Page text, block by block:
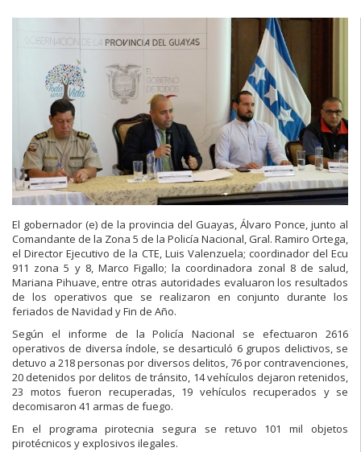
El gobernador (e) de la provincia del Guayas, Álvaro Ponce, junto al
Comandante de la Zona 5 de la Policía Nacional, Gral. Ramiro Ortega,
el Director Ejecutivo de la CTE, Luis Valenzuela; coordinador del Ecu
911 zona 5 y 8, Marco Figallo; la coordinadora zonal 8 de salud,
Mariana Pihuave, entre otras autoridades evaluaron los resultados
de los operativos que se realizaron en conjunto durante los
feriados de Navidad y Fin de Año.
Según el informe de la Policía Nacional se efectuaron 2616
operativos de diversa índole, se desarticuló 6 grupos delictivos, se
detuvo a 218 personas por diversos delitos, 76 por contravenciones,
20 detenidos por delitos de tránsito, 14 vehículos dejaron retenidos,
23 motos fueron recuperadas, 19 vehículos recuperados y se
decomisaron 41 armas de fuego.
En el programa pirotecnia segura se retuvo 101 mil objetos
pirotécnicos y explosivos ilegales.